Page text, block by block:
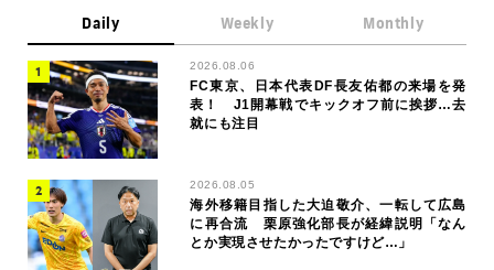
Daily Weekly Monthly
2026.08.06
FC東京、日本代表DF長友佑都の来場を発
表！ J1開幕戦でキックオフ前に挨拶…去
就にも注目
2026.08.05
海外移籍目指した大迫敬介、一転して広島
に再合流 栗原強化部長が経緯説明「なん
とか実現させたかったですけど…」